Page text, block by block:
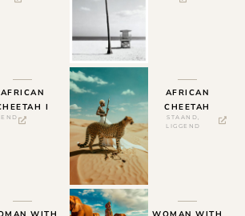
AFRICAN
I
AFRICAN
CHEETAH
STAAND,
LIGGEND